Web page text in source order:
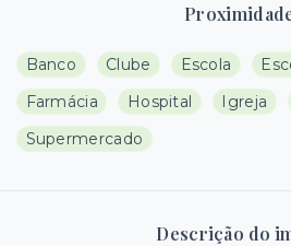
Banco Clube Escola
Farmácia
Hospital Igreja
Supermercado
Descrição do